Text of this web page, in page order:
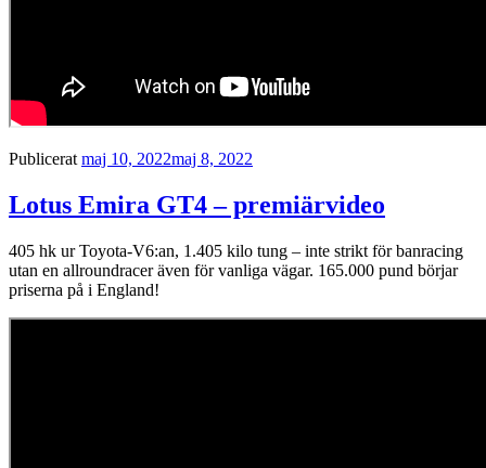
Publicerat maj 10, 2022maj 8, 2022
Lotus Emira GT4 – premiärvideo
405 hk ur Toyota-V6:an, 1.405 kilo tung – inte strikt för banracing
utan en allroundracer även för vanliga vägar. 165.000 pund börjar
priserna på i England!